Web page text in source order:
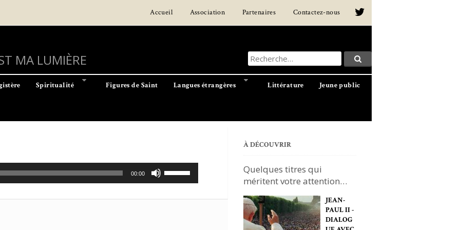
Accueil Association Partenaires Contactez-nous
Recherche
pour
:
Recherche…
MA LUMIÈRE
Spiritualité Figures de Saint Langues étrangères Littérature Jeune public
00:00
À DÉCOUVRIR
Quelques titres qui
méritent votre attention…
JEAN-
PAUL II -
DIALOG